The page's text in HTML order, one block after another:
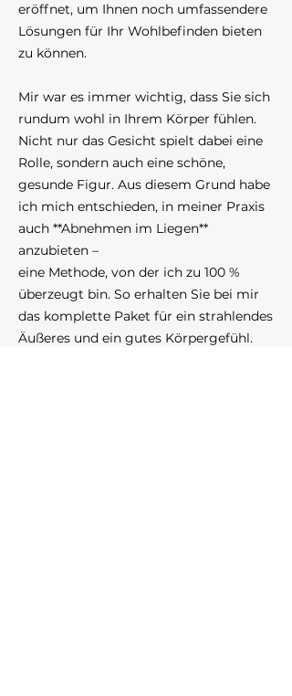
eröffnet, um Ihnen noch umfassendere
Lösungen für Ihr Wohlbefinden bieten
zu können.
Mir war es immer wichtig, dass Sie sich
rundum wohl in Ihrem Körper fühlen.
Nicht nur das Gesicht spielt dabei eine
Rolle, sondern auch eine schöne,
gesunde Figur. Aus diesem Grund habe
ich mich entschieden, in meiner Praxis
auch **Abnehmen im Liegen**
anzubieten –
eine Methode, von der ich zu 100 %
überzeugt bin. So erhalten Sie bei mir
das komplette Paket für ein strahlendes
Äußeres und ein gutes Körpergefühl.